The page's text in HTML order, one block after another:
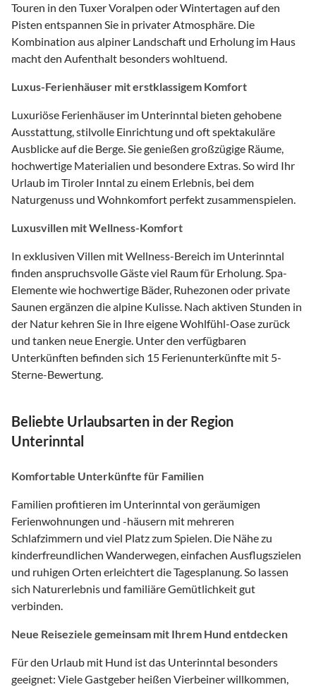
Touren in den Tuxer Voralpen oder Wintertagen auf den
Pisten entspannen Sie in privater Atmosphäre. Die
Kombination aus alpiner Landschaft und Erholung im Haus
macht den Aufenthalt besonders wohltuend.
Luxus-Ferienhäuser mit erstklassigem Komfort
Luxuriöse Ferienhäuser im Unterinntal bieten gehobene
Ausstattung, stilvolle Einrichtung und oft spektakuläre
Ausblicke auf die Berge. Sie genießen großzügige Räume,
hochwertige Materialien und besondere Extras. So wird Ihr
Urlaub im Tiroler Inntal zu einem Erlebnis, bei dem
Naturgenuss und Wohnkomfort perfekt zusammenspielen.
Luxusvillen mit Wellness-Komfort
In exklusiven Villen mit Wellness-Bereich im Unterinntal
finden anspruchsvolle Gäste viel Raum für Erholung. Spa-
Elemente wie hochwertige Bäder, Ruhezonen oder private
Saunen ergänzen die alpine Kulisse. Nach aktiven Stunden in
der Natur kehren Sie in Ihre eigene Wohlfühl-Oase zurück
und tanken neue Energie. Unter den verfügbaren
Unterkünften befinden sich 15 Ferienunterkünfte mit 5-
Sterne-Bewertung.
Beliebte Urlaubsarten in der Region
Unterinntal
Komfortable Unterkünfte für Familien
Familien profitieren im Unterinntal von geräumigen
Ferienwohnungen und -häusern mit mehreren
Schlafzimmern und viel Platz zum Spielen. Die Nähe zu
kinderfreundlichen Wanderwegen, einfachen Ausflugszielen
und ruhigen Orten erleichtert die Tagesplanung. So lassen
sich Naturerlebnis und familiäre Gemütlichkeit gut
verbinden.
Neue Reiseziele gemeinsam mit Ihrem Hund entdecken
Für den Urlaub mit Hund ist das Unterinntal besonders
geeignet: Viele Gastgeber heißen Vierbeiner willkommen,